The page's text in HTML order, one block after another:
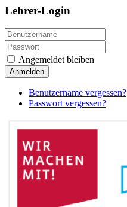
Lehrer-Login
Angemeldet bleiben
Anmelden
Benutzername vergessen?
Passwort vergessen?